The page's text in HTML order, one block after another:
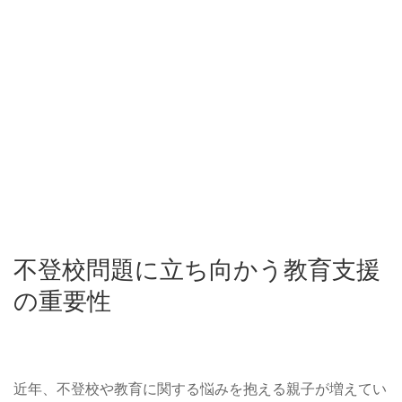
不登校問題に立ち向かう教育支援
の重要性
近年、不登校や教育に関する悩みを抱える親子が増えてい